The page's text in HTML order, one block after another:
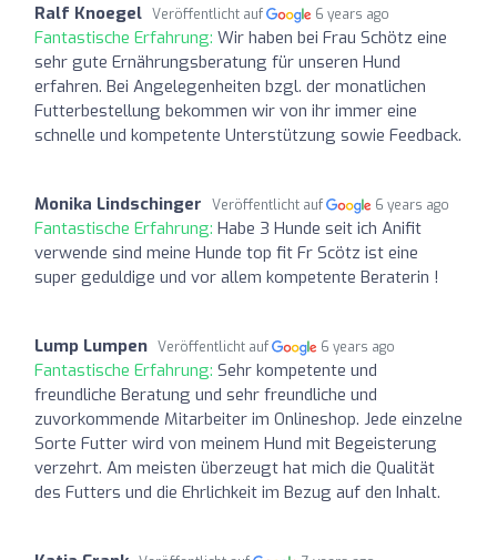
Ralf Knoegel Veröffentlicht auf 6 years ago
Fantastische Erfahrung: Wir haben bei Frau Schötz eine
sehr gute Ernährungsberatung für unseren Hund
erfahren. Bei Angelegenheiten bzgl. der monatlichen
Futterbestellung bekommen wir von ihr immer eine
schnelle und kompetente Unterstützung sowie Feedback.
Monika Lindschinger Veröffentlicht auf 6 years ago
Fantastische Erfahrung: Habe 3 Hunde seit ich Anifit
verwende sind meine Hunde top fit Fr Scötz ist eine
super geduldige und vor allem kompetente Beraterin !
Lump Lumpen Veröffentlicht auf 6 years ago
Fantastische Erfahrung: Sehr kompetente und
freundliche Beratung und sehr freundliche und
zuvorkommende Mitarbeiter im Onlineshop. Jede einzelne
Sorte Futter wird von meinem Hund mit Begeisterung
verzehrt. Am meisten überzeugt hat mich die Qualität
des Futters und die Ehrlichkeit im Bezug auf den Inhalt.